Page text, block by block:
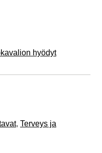
hyödyt
, Terveys ja